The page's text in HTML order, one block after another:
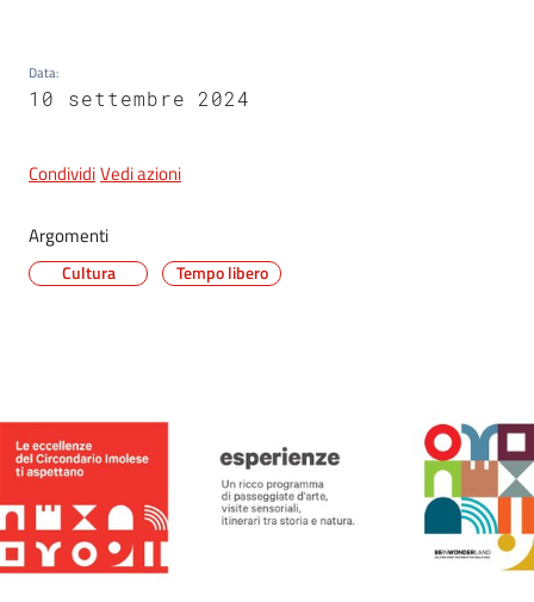
Data:
10 settembre 2024
CondividiVedi azioni
Argomenti
Cultura Tempo libero